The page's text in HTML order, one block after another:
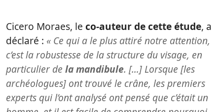
Cicero Moraes, le co-auteur de cette étude, a
déclaré : « Ce qui a le plus attiré notre attention,
c’est la robustesse de la structure du visage, en
particulier de la mandibule. […] Lorsque [les
archéologues] ont trouvé le crâne, les premiers
experts qui l’ont analysé ont pensé que c’était un